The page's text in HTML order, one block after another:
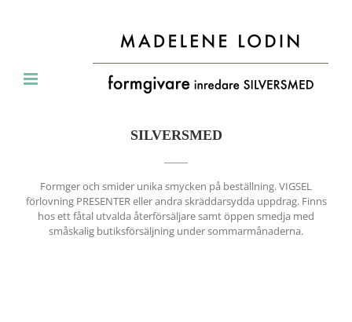
SILVERSMED
Formger och smider unika smycken på beställning. VIGSEL
förlovning PRESENTER eller andra skräddarsydda uppdrag. Finns
hos ett fåtal utvalda återförsäljare samt öppen smedja med
småskalig butiksförsäljning under sommarmånaderna.